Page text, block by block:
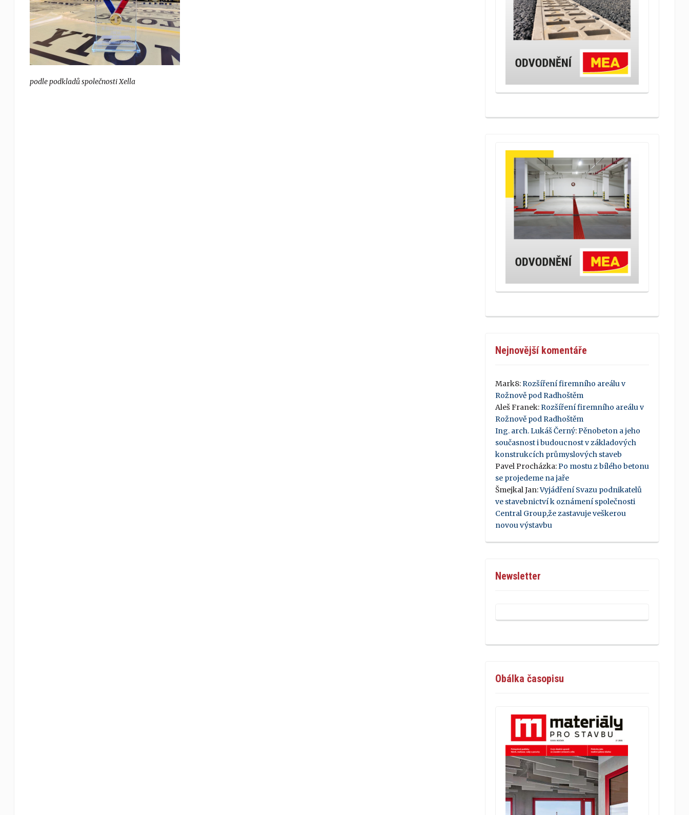
podle podkladů společnosti Xella
Nejnovější komentáře
Mark8:Rozšíření firemního areálu v
Rožnově pod Radhoštěm
Aleš Franek:Rozšíření firemního areálu v
Rožnově pod Radhoštěm
Ing. arch. Lukáš Černý:Pěnobeton a jeho
současnost i budoucnost v základových
konstrukcích průmyslových staveb
Pavel Procházka:Po mostu z bílého betonu
se projedeme na jaře
Šmejkal Jan:Vyjádření Svazu podnikatelů
ve stavebnictví k oznámení společnosti
Central Group,že zastavuje veškerou
novou výstavbu
Newsletter
Obálka časopisu